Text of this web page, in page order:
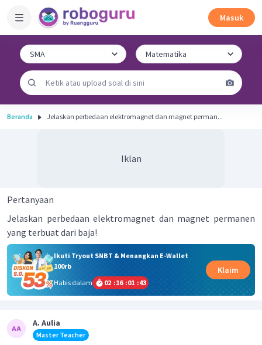
Masuk
Beranda Jelaskan perbedaan elektromagnet dan magnet perman...
Iklan
Pertanyaan
Jelaskan perbedaan elektromagnet dan magnet permanen
yang terbuat dari baja!
Ikuti Tryout SNBT & Menangkan E-Wallet
100rb
Habis dalam
02 :16 :01 :43
Klaim
A. Aulia
Master Teacher